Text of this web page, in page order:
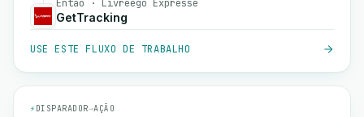
Então · Livreego Expresse
GetTracking
USE ESTE FLUXO DE TRABALHO
⚡ DISPARADOR→AÇÃO